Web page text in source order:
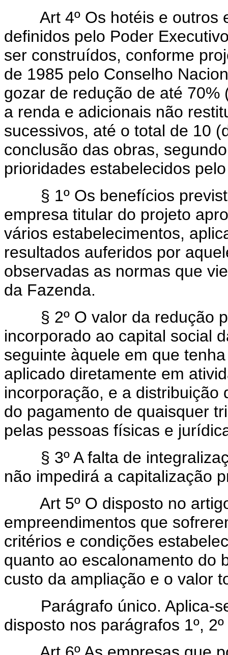
Art 4º Os hotéis e
definidos pelo Poder
ser construídos, conforme
de 1985 pelo Conselho
gozar de redução de até
a renda e adicionais não
sucessivos, até o total de 10
conclusão das obras,
prioridades estabelecidos
§ 1º Os benefícios
empresa titular do projeto
vários estabelecimentos,
resultados auferidos por
observadas as normas que
da Fazenda.
§ 2º O valor da redução
incorporado ao capital social
seguinte àquele em que
aplicado diretamente em
incorporação, e a distribuição
do pagamento de quaisquer
pelas pessoas físicas e
§ 3º A falta de
não impedirá a capitalização
Art 5º O disposto no
empreendimentos que
critérios e condições
quanto ao escalonamento do
custo da ampliação e o valor
Parágrafo único. Aplica-
disposto nos parágrafos 1º,